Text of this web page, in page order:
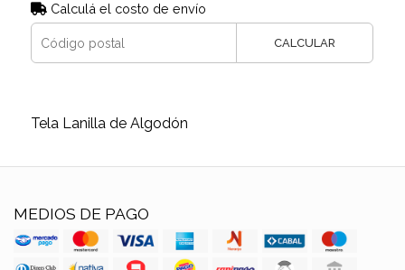
Calculá el costo de envío
CALCULAR
Tela Lanilla de Algodón
MEDIOS DE PAGO